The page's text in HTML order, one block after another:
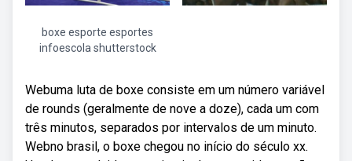
boxe esporte esportes
infoescola shutterstock
Webuma luta de boxe consiste em um número variável
de rounds (geralmente de nove a doze), cada um com
três minutos, separados por intervalos de um minuto.
Webno brasil, o boxe chegou no início do século xx.